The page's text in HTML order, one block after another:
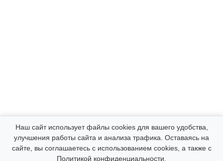
Компания
Каталог
Наш сайт использует файлы cookies для вашего удобства,
улучшения работы сайта и анализа трафика. Оставаясь на
сайте, вы соглашаетесь с использованием cookies, а также с
Политикой конфиденциальности